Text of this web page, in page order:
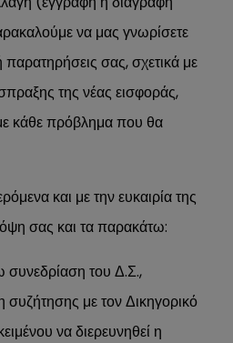
να μας γνωρίσετε
σας, σχετικά με
της νέας εισφοράς,
κάθε πρόβλημα που θα
και με την ευκαιρία της
σας και τα παρακάτω:
του Δ.Σ.,
με τον Δικηγορικό
να διερευνηθεί η